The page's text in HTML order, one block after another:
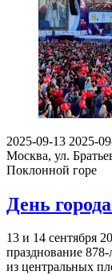
2025-09-13 2025-
Москва, ул.
Поклонной горе
День
13 и 14 сентября
празднование
из центральных